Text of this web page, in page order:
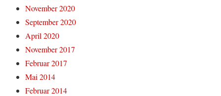
November 2020
September 2020
April 2020
November 2017
Februar 2017
Mai 2014
Februar 2014